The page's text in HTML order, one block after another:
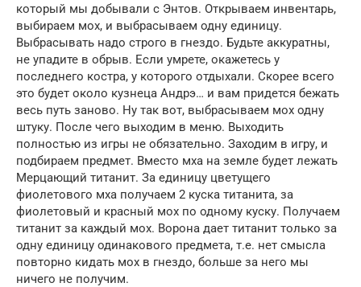
который мы добывали с Энтов. Открываем инвентарь,
выбираем мох, и выбрасываем одну единицу.
Выбрасывать надо строго в гнездо. Будьте аккуратны,
не упадите в обрыв. Если умрете, окажетесь у
последнего костра, у которого отдыхали. Скорее всего
это будет около кузнеца Андрэ… и вам придется бежать
весь путь заново. Ну так вот, выбрасываем мох одну
штуку. После чего выходим в меню. Выходить
полностью из игры не обязательно. Заходим в игру, и
подбираем предмет. Вместо мха на земле будет лежать
Мерцающий титанит. За единицу цветущего
фиолетового мха получаем 2 куска титанита, за
фиолетовый и красный мох по одному куску. Получаем
титанит за каждый мох. Ворона дает титанит только за
одну единицу одинакового предмета, т.е. нет смысла
повторно кидать мох в гнездо, больше за него мы
ничего не получим.